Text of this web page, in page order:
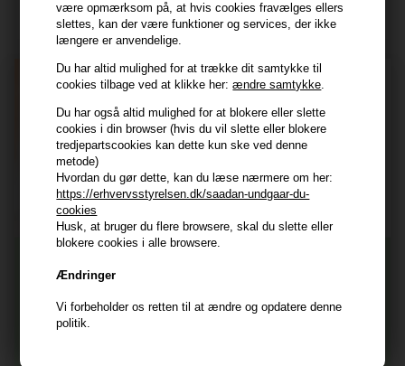
være opmærksom på, at hvis cookies fravælges ellers
slettes, kan der være funktioner og services, der ikke
længere er anvendelige.
Du har altid mulighed for at trække dit samtykke til
cookies tilbage ved at klikke her:ændre samtykke.
Du har også altid mulighed for at blokere eller slette
cookies i din browser (hvis du vil slette eller blokere
tredjepartscookies kan dette kun ske ved denne
metode)
Hvordan du gør dette, kan du læse nærmere om her:
https://erhvervsstyrelsen.dk/saadan-undgaar-du-
cookies
Husk, at bruger du flere browsere, skal du slette eller
blokere cookies i alle browsere.
Ændringer
Vi forbeholder os retten til at ændre og opdatere denne
politik.
Tilmeld dig nyhedsbrev - du kan altid afmelde det igen.
TILMELD
ConsentJeg accepterer vilkår og betingelser.
Læs mere her
Husk at vi har
Vi sender samme hverdag ved bestilling inden kl 14:45
356 dages returret
+9600 anmeldelser på Trustpilot , 4.9 Rating
Tilmeld dig nyhedsbrevet
Og modtag nyheder, eksklusive tilbud og rabatter